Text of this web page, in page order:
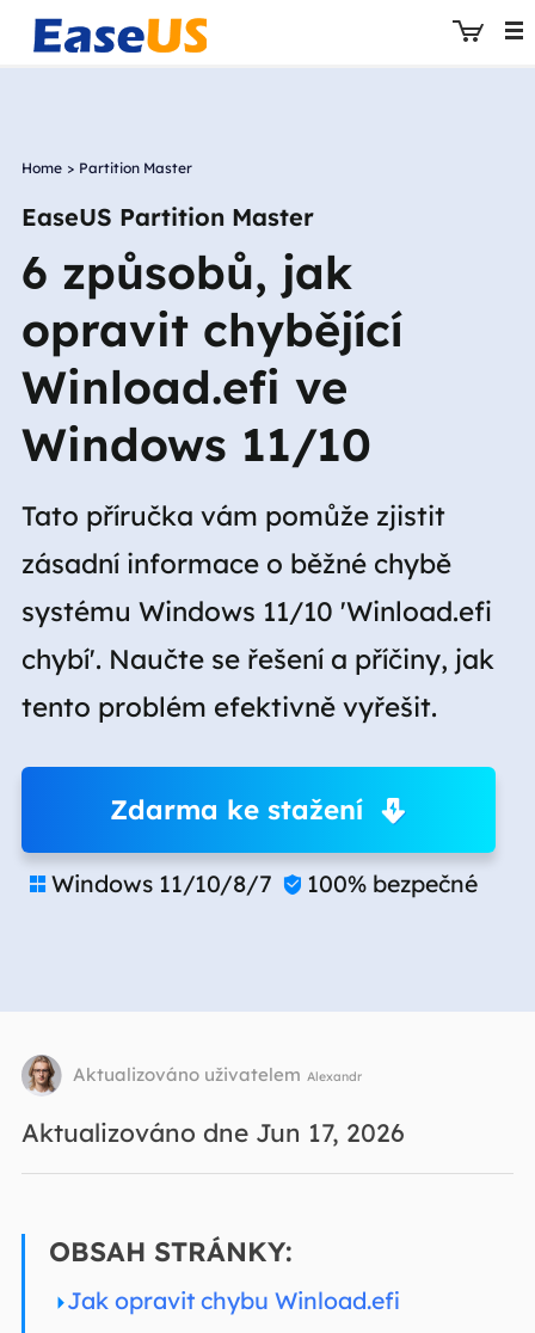
Home > Partition Master
EaseUS Partition Master
6 způsobů, jak
opravit chybějící
Winload.efi ve
Windows 11/10
Tato příručka vám pomůže zjistit
zásadní informace o běžné chybě
systému Windows 11/10 'Winload.efi
chybí'. Naučte se řešení a příčiny, jak
tento problém efektivně vyřešit.
Zdarma ke stažení
 Windows 11/10/8/7  100% bezpečné
Aktualizováno uživatelem Alexandr
Aktualizováno dne Jun 17, 2026
OBSAH STRÁNKY:
Jak opravit chybu Winload.efi